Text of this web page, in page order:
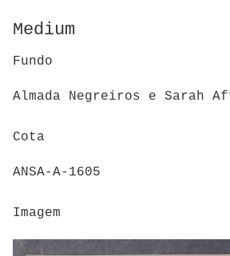
Medium
Fundo
Almada Negreiros e Sarah
Cota
ANSA-A-1605
Imagem